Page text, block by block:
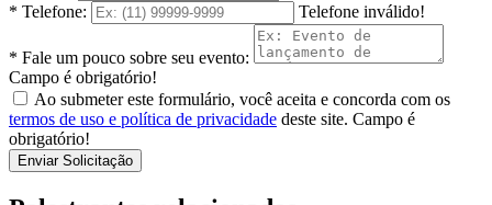
* Telefone:
Telefone inválido!
* Fale um pouco sobre seu evento:
Campo é obrigatório!
Ao submeter este formulário, você aceita e concorda com os
termos de uso e política de privacidade deste site. Campo é
obrigatório!
Enviar Solicitação